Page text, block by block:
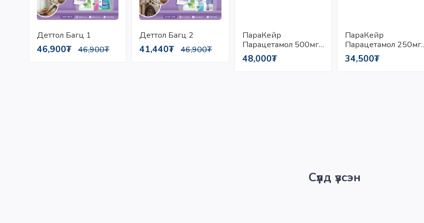
Деттол Багц 1
46,900₮ 46,900₮
Деттол Багц 2
41,440₮ 46,900₮
ПараКейр
Парацетамол 500мг/
Капсул №10
48,000₮
ПараКейр
Парацетамол 250мг/
Капсул №10
34,500₮
Сүүлд үзсэн